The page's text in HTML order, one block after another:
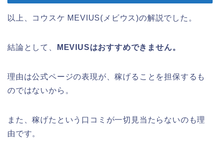
以上、コウスケ MEVIUS(メビウス)の解説でした。
結論として、 MEVIUSはおすすめできません。
理由は公式ページの表現が、稼げることを担保するも
のではないから。
また、稼げたという口コミが一切見当たらないのも理
由です。